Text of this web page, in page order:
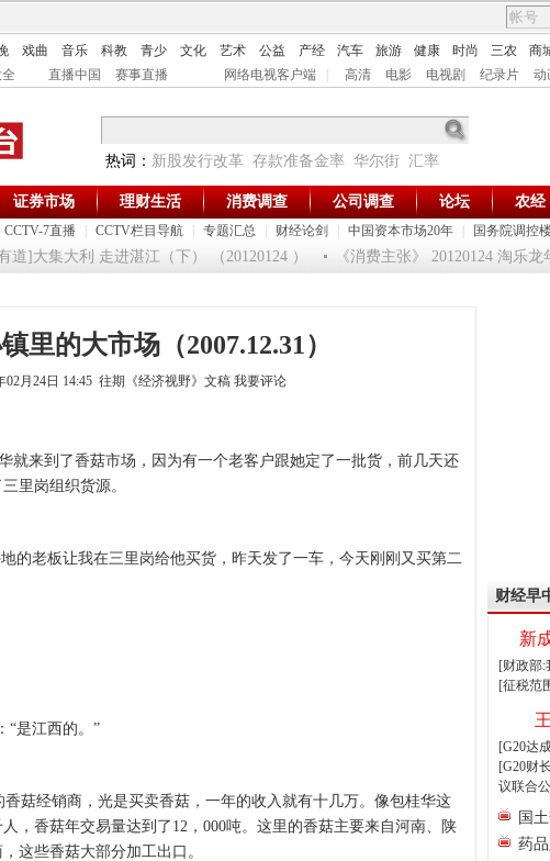
戏曲 音乐 科教 青少 文化 艺术 公益 产经 汽车 旅游 健康 时尚 三农 商
直播中国 赛事直播 网络电视客户端 高清 电影 电视剧 纪录片 动
热词： 新股发行改革 存款准备金率 华尔街 汇率
CCTV-7直播 CCTV栏目导航 专题汇总 财经论剑 中国资本市场20年 国务院调控
证券市场 理财生活 消费调查 公司调查 论坛 农经
集大利 走进湛江（下） （20120124 ） 《消费主张》 20120124 淘乐龙年
里的大市场（2007.12.31）
02月24日 14:45 往期《经济视野》文稿 我要评论
就来到了香菇市场，因为有一个老客户跟她定了一批货，前几天还
里岗组织货源。
的老板让我在三里岗给他买货，昨天发了一车，今天刚刚又买第二
是江西的。”
菇经销商，光是买卖香菇，一年的收入就有十几万。像包桂华这
，香菇年交易量达到了12，000吨。这里的香菇主要来自河南、陕
这些香菇大部分加工出口。
财经早
新
[财政部:
[征税范
[G20达
[G20财
议联合
国
药